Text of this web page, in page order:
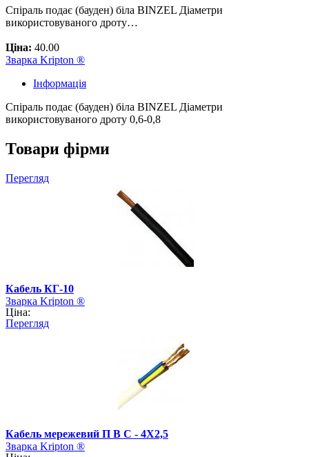
Спіраль подає (бауден) біла BINZEL Діаметри
використовуваного дроту…
Ціна: 40.00
Зварка Kripton ®
Інформація
Спіраль подає (бауден) біла BINZEL Діаметри
використовуваного дроту 0,6-0,8
Товари фірми
Перегляд
Кабель КГ-10
Зварка Kripton ®
Ціна:
Перегляд
Кабель мережевий П В С - 4Х2,5
Зварка Kripton ®